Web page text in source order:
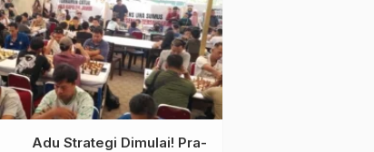
Adu Strategi Dimulai! Pra-